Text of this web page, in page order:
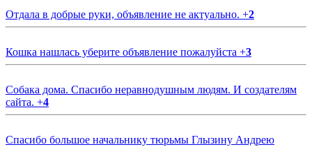
Отдала в добрые руки, объявление не актуально. +2
Кошка нашлась уберите объявление пожалуйста +3
Собака дома. Спасибо неравнодушным людям. И создателям
сайта. +4
Спасибо большое начальнику тюрьмы Глызину Андрею